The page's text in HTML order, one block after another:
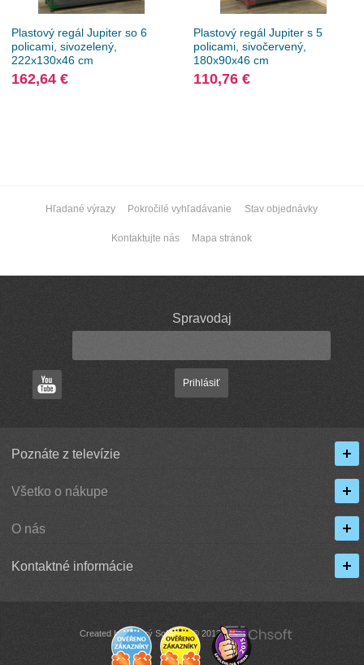
Plastový regál Jupiter so 6
policami, sivozelený,
222x130x46 cm
162,64 €
Plastový regál Jupiter s 5
policami, sivočervený,
180x90x46 cm
110,76 €
Hľadané výrazy Pokročilé vyhľadávanie Stav objednávky
Kontaktujte nás Mapa stránok
Spravodaj
Prihlásiť
Poznáte z televízie
Všetko o nákupe
O nás
Kontaktné informácie
Created by Chytrý Software © 2013